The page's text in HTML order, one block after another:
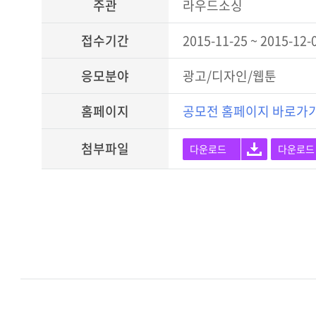
주관
라우드소싱
접수기간
2015-11-25 ~ 2015-12-
응모분야
광고/디자인/웹툰
홈페이지
공모전 홈페이지 바로가
첨부파일
다운로드 다운로드